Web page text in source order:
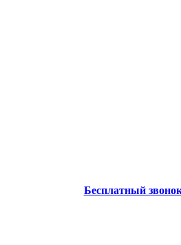
Бесплатный